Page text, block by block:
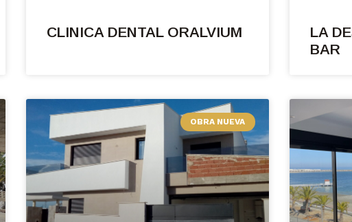
CLINICA DENTAL ORALVIUM
LA
BAR
OBRA NUEVA